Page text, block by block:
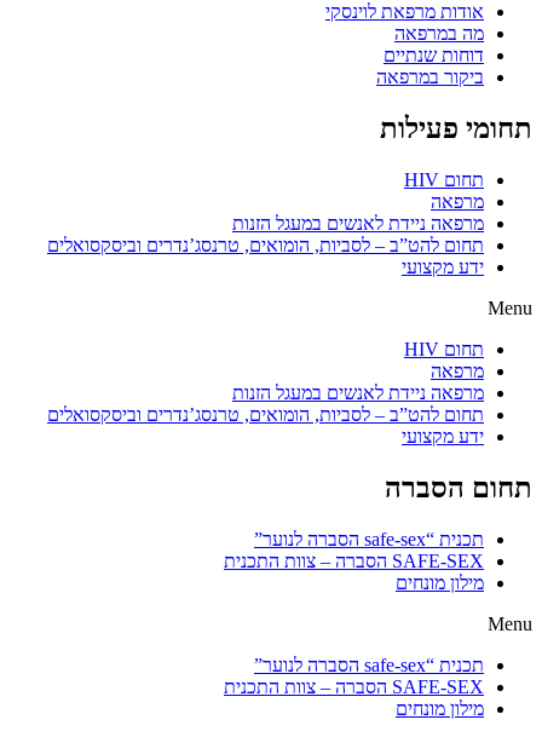
אודות מרפאת לוינסקי
מה במרפאה
דוחות שנתיים
ביקור במרפאה
תחומי פעילות
תחום HIV
מרפאה
מרפאה ניידת לאנשים במעגל הזנות
תחום להט”ב – לסביות, הומואים, טרנסג’נדרים וביסקסואלים
ידע מקצועי
Menu
תחום HIV
מרפאה
מרפאה ניידת לאנשים במעגל הזנות
תחום להט”ב – לסביות, הומואים, טרנסג’נדרים וביסקסואלים
ידע מקצועי
תחום הסברה
תכנית “safe-sex הסברה לנוער”
SAFE-SEX הסברה – צוות התכנית
מילון מונחים
Menu
תכנית “safe-sex הסברה לנוער”
SAFE-SEX הסברה – צוות התכנית
מילון מונחים